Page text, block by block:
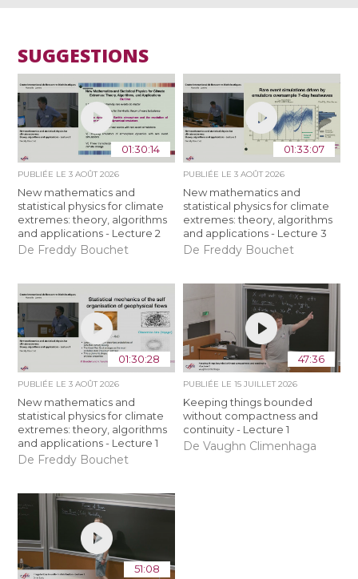
SUGGESTIONS
01:30:14
PUBLIÉE LE3 AOÛT 2026
New mathematics and
statistical physics for climate
extremes: theory, algorithms
and applications - Lecture 2
De Freddy Bouchet
01:33:07
PUBLIÉE LE 3 AOÛT 2026
New mathematics and
statistical physics for climate
extremes: theory, algorithms
and applications - Lecture 3
De Freddy Bouchet
01:30:28
PUBLIÉE LE3 AOÛT 2026
New mathematics and
statistical physics for climate
extremes: theory, algorithms
and applications - Lecture 1
De Freddy Bouchet
47:36
PUBLIÉE LE 15 JUILLET 2026
Keeping things bounded
without compactness and
continuity - Lecture 1
De Vaughn Climenhaga
51:08